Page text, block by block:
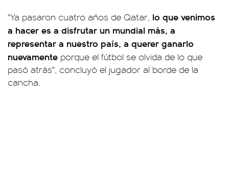
"Ya pasaron cuatro años de Qatar, lo que venimos
a hacer es a disfrutar un mundial más, a
representar a nuestro país, a querer ganarlo
nuevamente porque el fútbol se olvida de lo que
pasó atrás", concluyó el jugador al borde de la
cancha.